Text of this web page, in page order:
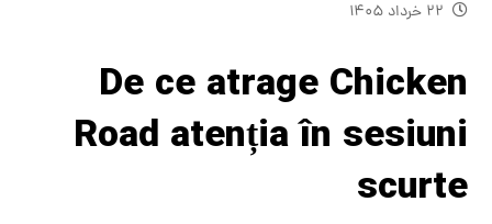
۲۲ خرداد ۱۴۰۵
De ce atrage Chicken
Road atenția în sesiuni
scurte